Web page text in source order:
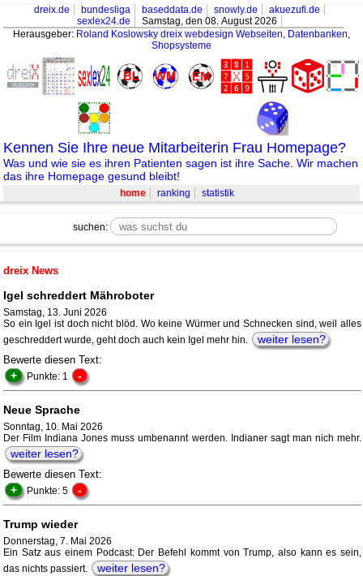
dreix.de bundesliga baseddata.de snowly.de
akuezufi.de
sexlex24.de
Samstag, den 08. August 2026
Herausgeber: Roland Koslowsky dreix webdesign Webseiten, Datenbanken,
Shopsysteme
Kennen Sie Ihre neue Mitarbeiterin Frau Homepage?
Was und wie sie es ihren Patienten sagen ist ihre Sache. Wir machen
das ihre Homepage gesund bleibt!
home ranking statistik
suchen:
dreix News
Igel schreddert Mähroboter
Samstag, 13. Juni 2026
So ein Igel ist doch nicht blöd. Wo keine Würmer und Schnecken sind, weil alles
geschreddert wurde, geht doch auch kein Igel mehr hin.
weiter lesen?
Bewerte diesen Text:
+ Punkte: 1 -
Neue Sprache
Sonntag, 10. Mai 2026
Der Film Indiana Jones muss umbenannt werden. Indianer sagt man nich mehr.
weiter lesen?
Bewerte diesen Text:
+ Punkte: 5 -
Trump wieder
Donnerstag, 7. Mai 2026
Ein Satz aus einem Podcast: Der Befehl kommt von Trump, also kann es sein,
das nichts passiert.
weiter lesen?